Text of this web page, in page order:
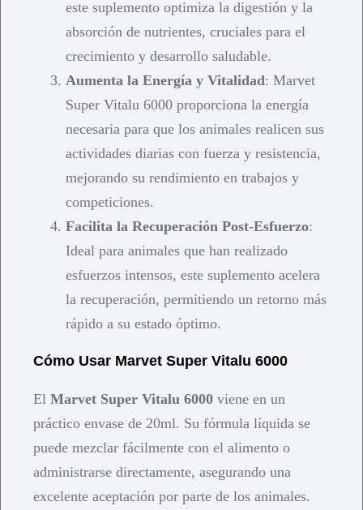
este suplemento optimiza la digestión y la
absorción de nutrientes, cruciales para el
crecimiento y desarrollo saludable.
Aumenta la Energía y Vitalidad: Marvet
Super Vitalu 6000 proporciona la energía
necesaria para que los animales realicen sus
actividades diarias con fuerza y resistencia,
mejorando su rendimiento en trabajos y
competiciones.
Facilita la Recuperación Post-Esfuerzo:
Ideal para animales que han realizado
esfuerzos intensos, este suplemento acelera
la recuperación, permitiendo un retorno más
rápido a su estado óptimo.
Cómo Usar Marvet Super Vitalu 6000
El Marvet Super Vitalu 6000 viene en un
práctico envase de 20ml. Su fórmula líquida se
puede mezclar fácilmente con el alimento o
administrarse directamente, asegurando una
excelente aceptación por parte de los animales.